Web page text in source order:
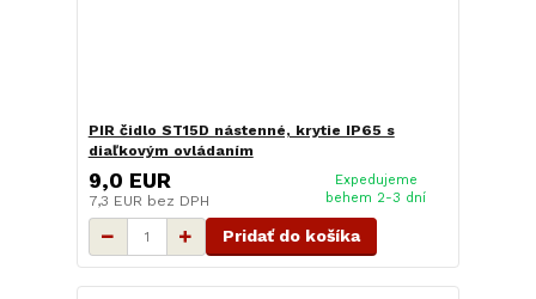
PIR čidlo ST15D nástenné, krytie IP65 s
diaľkovým ovládaním
9,0 EUR
7,3 EUR bez DPH
Expedujeme
behem 2-3 dní
Pridať do košíka